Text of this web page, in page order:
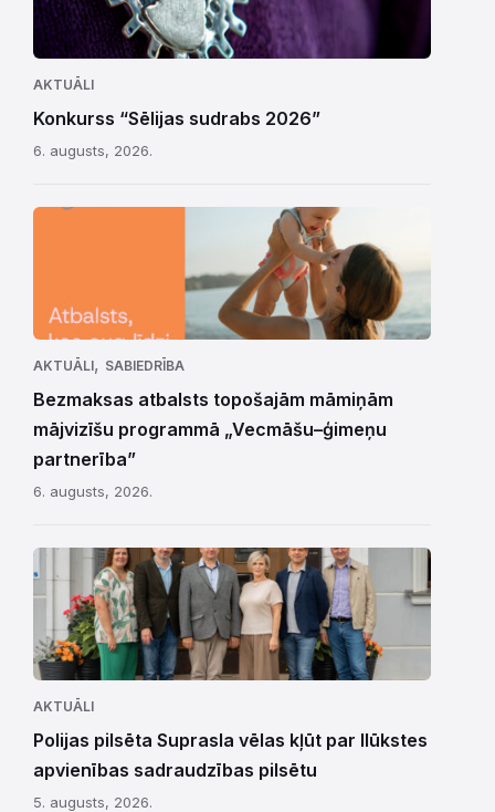
AKTUĀLI
Konkurss “Sēlijas sudrabs 2026”
6. augusts, 2026.
AKTUĀLI, SABIEDRĪBA
Bezmaksas atbalsts topošajām māmiņām
mājvizīšu programmā „Vecmāšu–ģimeņu
partnerība”
6. augusts, 2026.
AKTUĀLI
Polijas pilsēta Suprasla vēlas kļūt par Ilūkstes
apvienības sadraudzības pilsētu
5. augusts, 2026.